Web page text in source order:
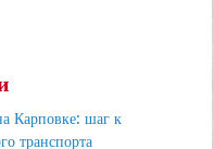
Карповке: шаг к
транспорта